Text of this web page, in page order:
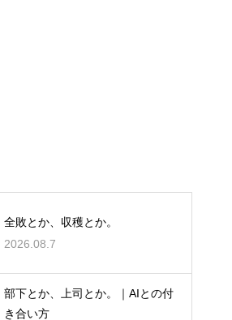
全敗とか、収穫とか。
2026.08.7
部下とか、上司とか。｜AIとの付
き合い方